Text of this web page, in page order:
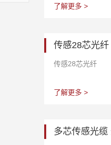
了解更多 >
传感28芯光纤
传感28芯光纤
了解更多 >
多芯传感光缆